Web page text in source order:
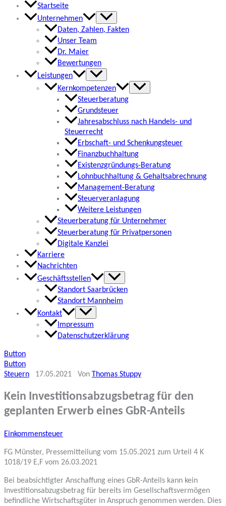
Startseite
Unternehmen
Daten, Zahlen, Fakten
Unser Team
Dr. Maier
Bewertungen
Leistungen
Kernkompetenzen
Steuerberatung
Grundsteuer
Jahresabschluss nach Handels- und
Steuerrecht
Erbschaft- und Schenkungsteuer
Finanzbuchhaltung
Existenzgründungs-Beratung
Lohnbuchhaltung & Gehaltsabrechnung
Management-Beratung
Steuerveranlagung
Weitere Leistungen
Steuerberatung für Unternehmer
Steuerberatung für Privatpersonen
Digitale Kanzlei
Karriere
Nachrichten
Geschäftsstellen
Standort Saarbrücken
Standort Mannheim
Kontakt
Impressum
Datenschutzerklärung
Button
Button
Steuern
17.05.2021 Von Thomas Stuppy
Kein Investitionsabzugsbetrag für den
geplanten Erwerb eines GbR-Anteils
Einkommensteuer
FG Münster, Pressemitteilung vom 15.05.2021 zum Urteil 4 K
1018/19 E,F vom 26.03.2021
Bei beabsichtigter Anschaffung eines GbR-Anteils kann kein
Investitionsabzugsbetrag für bereits im Gesellschaftsvermögen
befindliche Wirtschaftsgüter in Anspruch genommen werden. Dies